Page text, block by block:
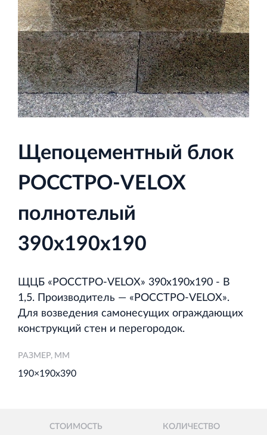
Финансово‐промышленная группа РОССТРО
Аренда недвижимости в Санкт‐Петербурге
и Ленинградской области
Строительная система ROSSTRO‐VELOX
Несъёмная опалубка из щепоцементных плит
Проектный институт по жилищно‐гражданскому
строительству
Щепоцементный блок
РОССТРО-VELOX
полнотелый
390х190х190
ЩЦБ «РОССТРО-VELOX» 390х190х190 - В
1,5. Производитель — «РОССТРО‐VELOX».
Для возведения самонесущих ограждающих
конструкций стен и перегородок.
РАЗМЕР, ММ
190×190х390
СТОИМОСТЬ КОЛИЧЕСТВО